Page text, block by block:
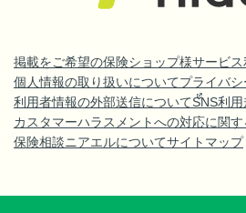
掲載をご希望の保険ショップ様サービ
個人情報の取り扱いについてプライバ
利用者情報の外部送信についてSNS利用
カスタマーハラスメントへの対応に関
保険相談ニアエルについてサイトマップ